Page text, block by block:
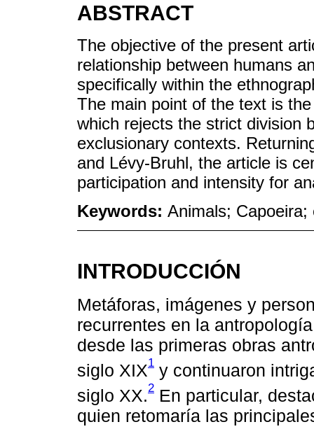
ABSTRACT
The objective of the present
relationship between humans
specifically within the
The main point of the text is
which rejects the strict division
exclusionary contexts.
and Lévy-Bruhl, the article is
participation and intensity for
Keywords: Animals; Capoeira;
INTRODUCCIÓN
Metáforas, imágenes y
recurrentes en la
desde las primeras obras
siglo XIX1 y continuaron
siglo XX.2 En particular,
quien retomaría las